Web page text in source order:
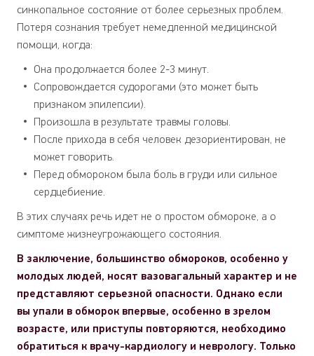
синкопальное состояние от более серьезных проблем.
Потеря сознания требует немедленной медицинской
помощи, когда:
Она продолжается более 2-3 минут.
Сопровождается судорогами (это может быть
признаком эпилепсии).
Произошла в результате травмы головы.
После прихода в себя человек дезориентирован, не
может говорить.
Перед обмороком была боль в груди или сильное
сердцебиение.
В этих случаях речь идет не о простом обмороке, а о
симптоме жизнеугрожающего состояния.
В заключение, большинство обмороков, особенно у
молодых людей, носят вазовагальный характер и не
представляют серьезной опасности. Однако если
вы упали в обморок впервые, особенно в зрелом
возрасте, или приступы повторяются, необходимо
обратиться к врачу-кардиологу и неврологу. Только